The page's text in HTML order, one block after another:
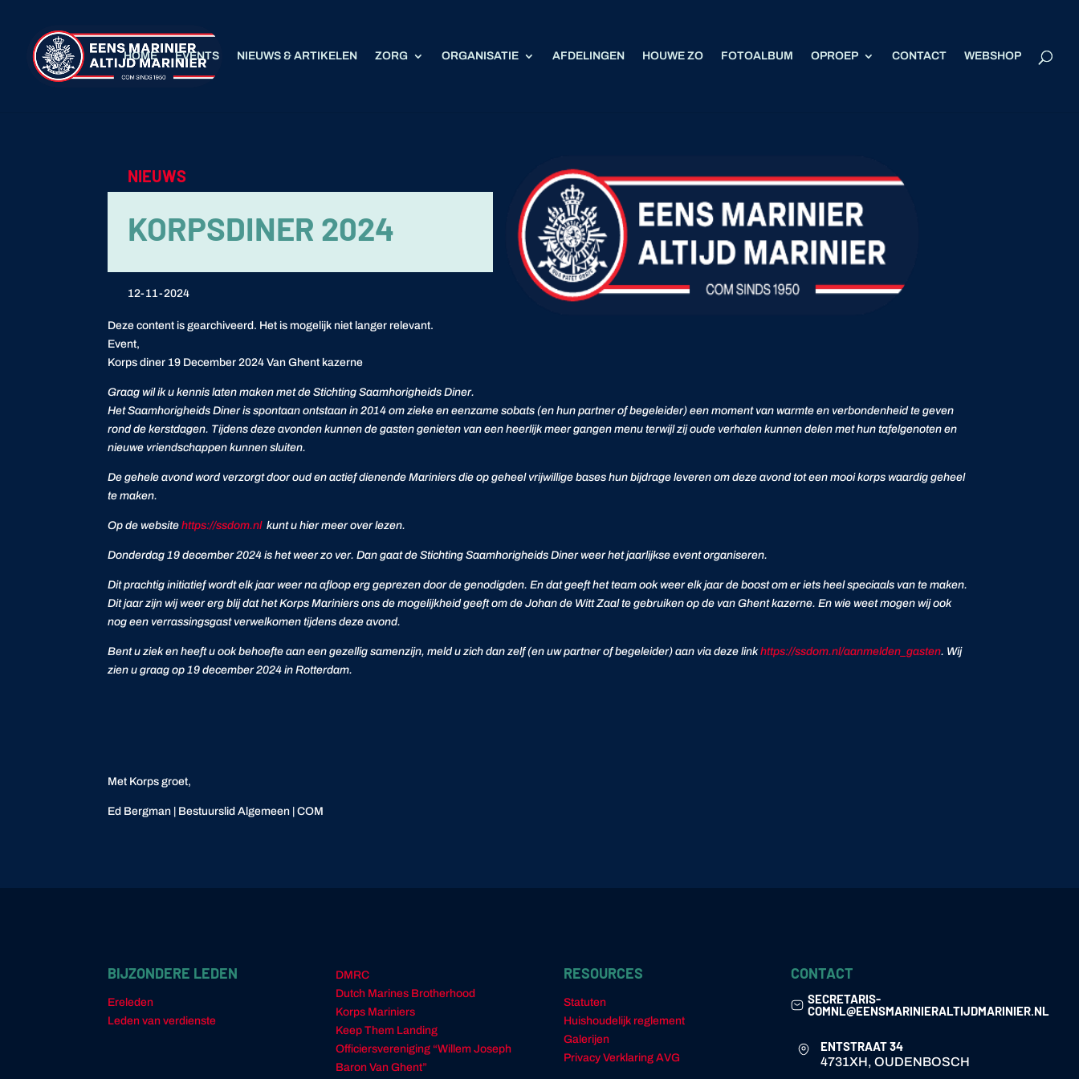
HOME EVENTS NIEUWS & ARTIKELEN ZORG ORGANISATIE AFDELINGEN HOUWE ZO FOTOALBUM OPROEP CONTACT WEBSHOP
NIEUWS
KORPSDINER 2024
12-11-2024
Deze content is gearchiveerd. Het is mogelijk niet langer relevant.
Event,
Korps diner 19 December 2024 Van Ghent kazerne
Graag wil ik u kennis laten maken met de Stichting Saamhorigheids Diner.
Het Saamhorigheids Diner is spontaan ontstaan in 2014 om zieke en eenzame sobats (en hun partner of begeleider) een moment van warmte en verbondenheid te geven
rond de kerstdagen. Tijdens deze avonden kunnen de gasten genieten van een heerlijk meer gangen menu terwijl zij oude verhalen kunnen delen met hun tafelgenoten en
nieuwe vriendschappen kunnen sluiten.
De gehele avond word verzorgt door oud en actiefdienende Mariniers die op geheel vrijwillige bases hun bijdrage leveren om deze avond tot een mooi korps waardig geheel
te maken.
Op de websitehttps://ssdom.nlkunt u hier meer over lezen.
Donderdag 19 december 2024 is het weer zo ver. Dan gaat de Stichting Saamhorigheids Diner weer het jaarlijkse event organiseren.
Dit prachtig initiatief wordt elk jaar weer na afloop erg geprezen door de genodigden. En dat geeft het team ook weer elk jaar de boost om er iets heel speciaals van te maken.
Dit jaar zijn wij weer erg blij dat het Korps Mariniers ons de mogelijkheid geeft om de Johan de Witt Zaal te gebruiken op de van Ghent kazerne. En wie weet mogen wij ook
nog een verrassingsgast verwelkomen tijdens deze avond.
Bent u ziek en heeft u ook behoefte aan een gezellig samenzijn, meld u zich dan zelf (en uw partner of begeleider) aan via deze linkhttps://ssdom.nl/aanmelden_gasten. Wij
zien u graag op 19 december 2024 in Rotterdam.
Met Korps groet,
Ed Bergman | Bestuurslid Algemeen | COM
BIJZONDERE LEDEN
Ereleden
Leden van verdienste
DMRC
Dutch Marines Brotherhood
Korps Mariniers
Keep Them Landing
Officiersvereniging “Willem Joseph
Baron Van Ghent”
RESOURCES
Statuten
Huishoudelijk reglement
Galerijen
Privacy Verklaring AVG
CONTACT
SECRETARIS-
COMNL@EENSMARINIERALTIJDMARINIER.NL
ENTSTRAAT 34
4731XH, OUDENBOSCH